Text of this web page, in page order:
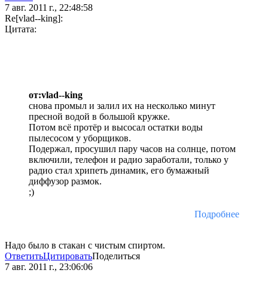
7 авг. 2011 г., 22:48:58
Re[vlad--king]:
Цитата:
от:vlad--king
снова промыл и залил их на несколько минут
пресной водой в большой кружке.
Потом всё протёр и высосал остатки воды
пылесосом у уборщиков.
Подержал, просушил пару часов на солнце, потом
включили, телефон и радио заработали, только у
радио стал хрипеть динамик, его бумажный
диффузор размок.
;)
Подробнее
Надо было в стакан с чистым спиртом.
ОтветитьЦитироватьПоделиться
7 авг. 2011 г., 23:06:06